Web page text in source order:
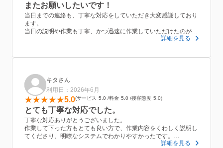
またお願いしたいです！
当日までの連絡も、丁寧な対応をしていただき大変感謝しており
ます。
当日の説明や作業も丁寧、かつ迅速に作業していただけたのが良
詳細を見る
キタさん
利用日：2026年6月
5.0 サービス 5.0 料金 5.0 接客態度 5.0
とても丁寧な対応でした。
丁寧な対応ありがとうございました。
作業して下った方もとても良い方で、作業内容をくわしく説明し
てくださり、明瞭なシステムでわかりやすかったです。
また、画像などで状態を把握できた為作業前と作業後の違いがは
詳細を見る